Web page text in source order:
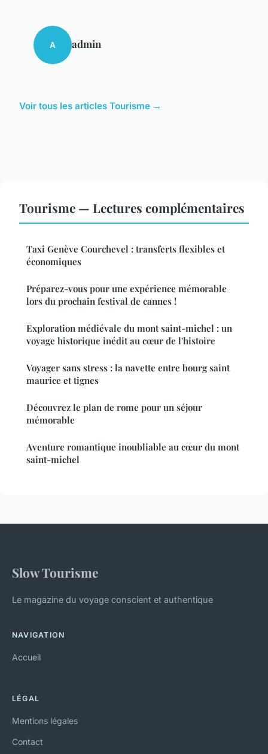
A admin
Voir tous les articles Tourisme →
Tourisme — Lectures complémentaires
Taxi Genève Courchevel : transferts flexibles et
économiques
Préparez-vous pour une expérience mémorable
lors du prochain festival de cannes !
Exploration médiévale du mont saint-michel : un
voyage historique inédit au cœur de l'histoire
Voyager sans stress : la navette entre bourg saint
maurice et tignes
Découvrez le plan de rome pour un séjour
mémorable
Aventure romantique inoubliable au cœur du mont
saint-michel
Slow Tourisme
Le magazine du voyage conscient et authentique
NAVIGATION
Accueil
LÉGAL
Mentions légales
Contact